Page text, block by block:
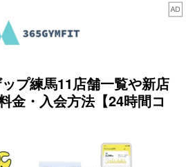
ップ練馬11店舗一覧や新店
金・入会方法【24時間コ